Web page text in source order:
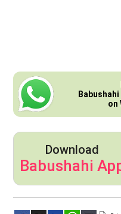
on
Download
Babushahi